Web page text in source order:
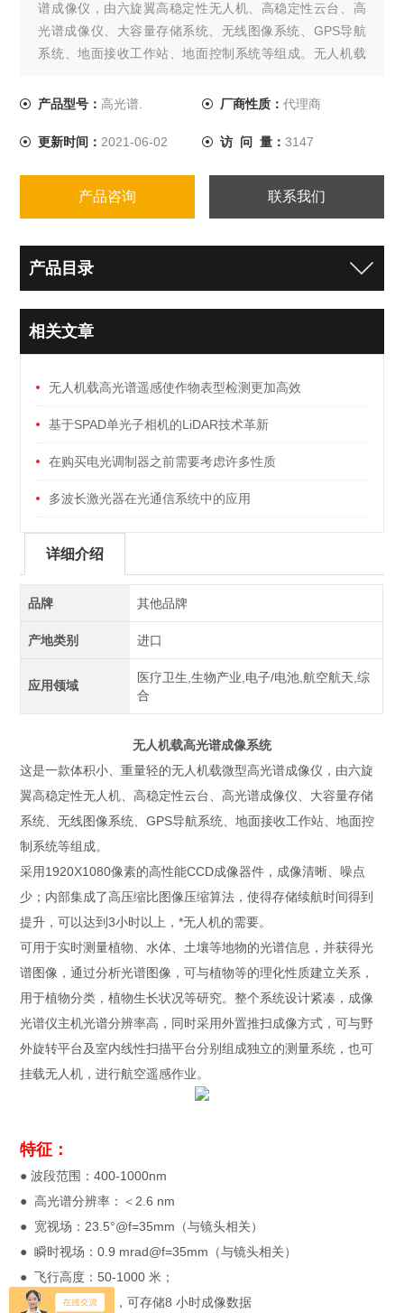
谱成像仪，由六旋翼高稳定性无人机、高稳定性云台、高
光谱成像仪、大容量存储系统、无线图像系统、GPS导航
系统、地面接收工作站、地面控制系统等组成。无人机载
产品型号： 高光谱. 厂商性质： 代理商
更新时间： 2021-06-02 访 问 量： 3147
产品咨询 联系我们
产品目录
相关文章
无人机载高光谱遥感使作物表型检测更加高效
基于SPAD单光子相机的LiDAR技术革新
在购买电光调制器之前需要考虑许多性质
多波长激光器在光通信系统中的应用
详细介绍
品牌 其他品牌
产地类别 进口
应用领域
医疗卫生,生物产业,电子/电池,航空航天,综
合
无人机载高光谱成像系统
这是一款体积小、重量轻的无人机载微型高光谱成像仪，由六旋
翼高稳定性无人机、高稳定性云台、高光谱成像仪、大容量存储
系统、无线图像系统、GPS导航系统、地面接收工作站、地面控
制系统等组成。
采用1920X1080像素的高性能CCD成像器件，成像清晰、噪点
少；内部集成了高压缩比图像压缩算法，使得存储续航时间得到
提升，可以达到3小时以上，*无人机的需要。
可用于实时测量植物、水体、土壤等地物的光谱信息，并获得光
谱图像，通过分析光谱图像，可与植物等的理化性质建立关系，
用于植物分类，植物生长状况等研究。整个系统设计紧凑，成像
光谱仪主机光谱分辨率高，同时采用外置推扫成像方式，可与野
外旋转平台及室内线性扫描平台分别组成独立的测量系统，也可
挂载无人机，进行航空遥感作业。
特征：
● 波段范围：400-1000nm
● 高光谱分辨率：＜2.6 nm
● 宽视场：23.5°@f=35mm（与镜头相关）
● 瞬时视场：0.9 mrad@f=35mm（与镜头相关）
● 飞行高度：50-1000 米；
● *数据存储系统，可存储8 小时成像数据